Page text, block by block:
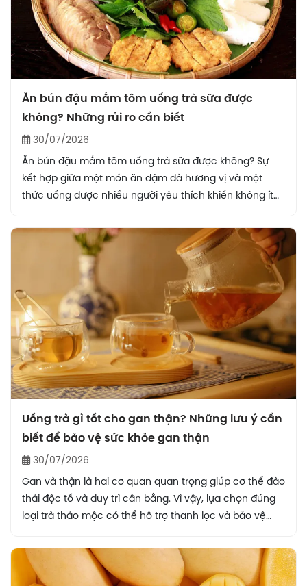
Ăn bún đậu mắm tôm uống trà sữa được
không? Những rủi ro cần biết
30/07/2026
Ăn bún đậu mắm tôm uống trà sữa được không? Sự
kết hợp giữa một món ăn đậm đà hương vị và một
thức uống được nhiều người yêu thích khiến không ít
viết dưới đây sẽ giúp bạn hiểu rõ hơn những vấn đề
cần lưu ý khi sử dụng hai món này cùng nhau.
Uống trà gì tốt cho gan thận? Những lưu ý cần
biết để bảo vệ sức khỏe gan thận
30/07/2026
Gan và thận là hai cơ quan quan trọng giúp cơ thể đào
thải độc tố và duy trì cân bằng. Vì vậy, lựa chọn đúng
loại trà thảo mộc có thể hỗ trợ thanh lọc và bảo vệ
dùng thế nào cho hợp lý?